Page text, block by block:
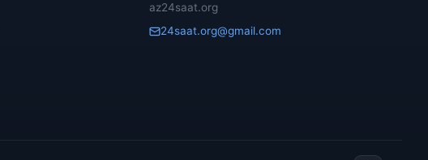
az24saat.org
24saat.org@gmail.com